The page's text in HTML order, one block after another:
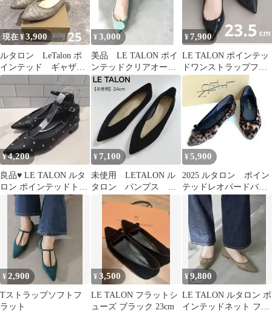
現在 ¥3,900
ルタロン LeTalon ポ
インテッド ギャザー
ネット バレエ 25 シル
バー
¥ 3,000
美品 LE TALON ポイ
ンテッドクリアオーナ
メントフラット 23cm
¥ 7,900
LE TALON ポインテッ
ドワンストラップフラ
ット
¥4,200
良品♥ LE TALON ルタ
ロン ポインテッドトゥ
フラットパンプス 23cm
¥ 7,100
未使用 LETALON ル
タロン パンプス ポ
インテッド フラッ
¥ 5,900
2025 ルタロン ポイン
テッドレオパードバレ
エ リボン 日本製
¥2,900
Tストラップソフトフ
ラット
¥3,500
LE TALON フラットシ
ューズ ブラック 23cm
¥9,800
LE TALON ルタロン ポ
インテッドネット フラ